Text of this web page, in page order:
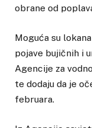
obrane od
Moguća su
pojave bujičnih i
Agencije za
te dodaju da je
februara.